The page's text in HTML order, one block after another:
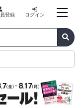
登録 ログイン